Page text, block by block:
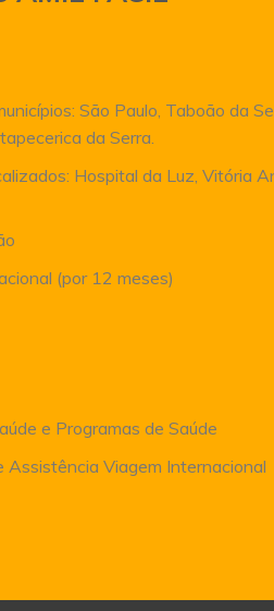
São Paulo, Taboão da
da Serra.
Hospital da Luz, Vitória
(por 12 meses)
e Programas de Saúde
Viagem Internacional